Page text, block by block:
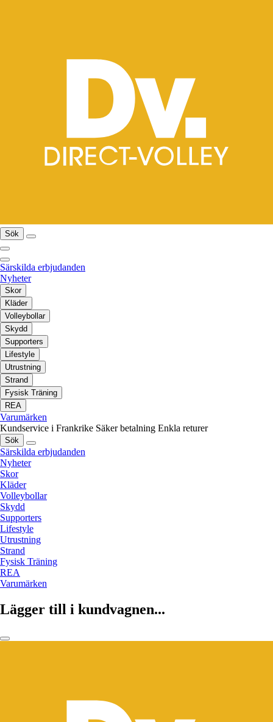
Sök
Särskilda erbjudanden
Nyheter
Skor
Kläder
Volleybollar
Skydd
Supporters
Lifestyle
Utrustning
Strand
Fysisk Träning
REA
Varumärken
Kundservice i Frankrike Säker betalning Enkla returer
Sök
Särskilda erbjudanden
Nyheter
Skor
Kläder
Volleybollar
Skydd
Supporters
Lifestyle
Utrustning
Strand
Fysisk Träning
REA
Varumärken
Lägger till i kundvagnen...